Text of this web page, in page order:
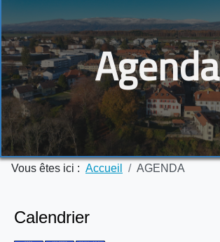
Agenda
Vous êtes ici : Accueil AGENDA
Calendrier